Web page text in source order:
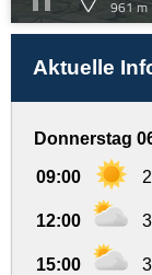
961 m
Aktuelle
Donnerstag
09:00
12:00
15:00